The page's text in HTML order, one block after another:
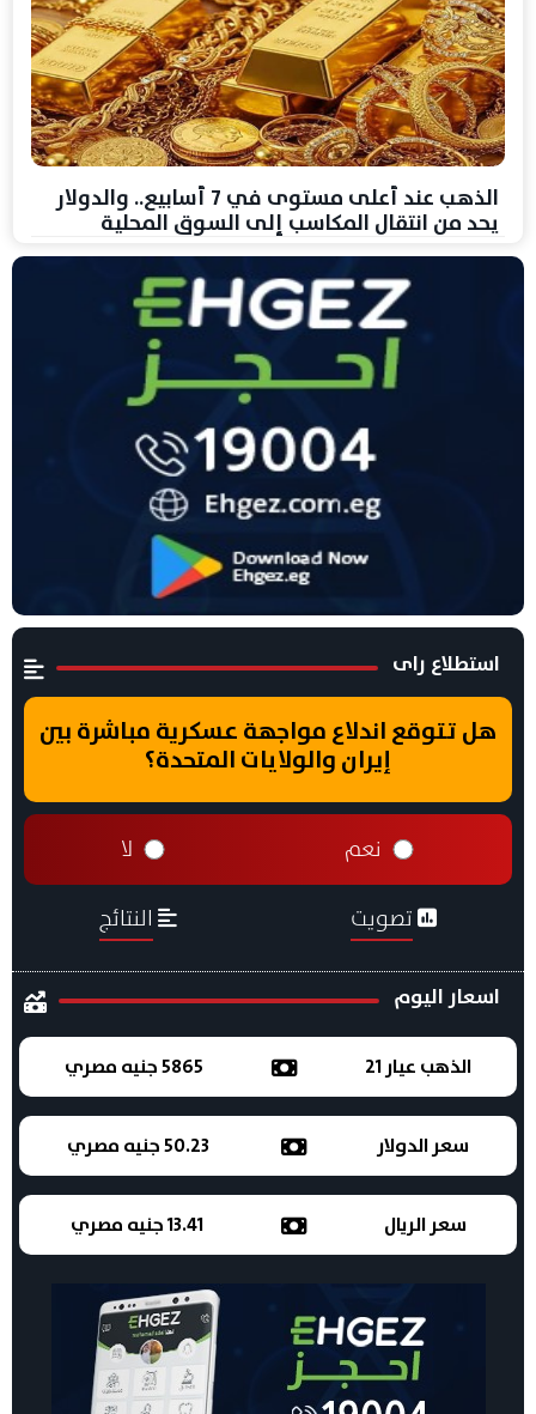
الذهب عند أعلى مستوى في 7 أسابيع.. والدولار
يحد من انتقال المكاسب إلى السوق المحلية
استطلاع راى
هل تتوقع اندلاع مواجهة عسكرية مباشرة بين
إيران والولايات المتحدة؟
نعم لا
تصويت النتائج
اسعار اليوم
الذهب عيار 21 5865 جنيه مصري
سعر الدولار 50.23 جنيه مصري
سعر الريال 13.41 جنيه مصري